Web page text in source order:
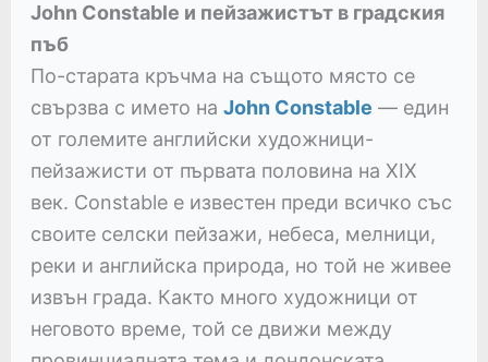
John Constable и пейзажистът в градския
пъб
По-старата кръчма на същото място се
свързва с името на John Constable — един
от големите английски художници-
пейзажисти от първата половина на XIX
век. Constable е известен преди всичко със
своите селски пейзажи, небеса, мелници,
реки и английска природа, но той не живее
извън града. Както много художници от
неговото време, той се движи между